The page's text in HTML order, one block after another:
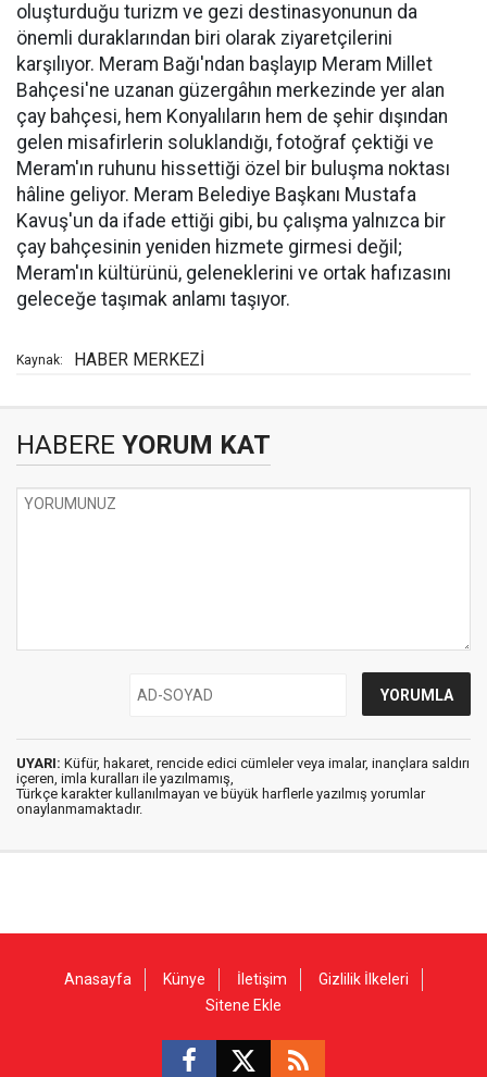
oluşturduğu turizm ve gezi destinasyonunun da
önemli duraklarından biri olarak ziyaretçilerini
karşılıyor. Meram Bağı'ndan başlayıp Meram Millet
Bahçesi'ne uzanan güzergâhın merkezinde yer alan
çay bahçesi, hem Konyalıların hem de şehir dışından
gelen misafirlerin soluklandığı, fotoğraf çektiği ve
Meram'ın ruhunu hissettiği özel bir buluşma noktası
hâline geliyor. Meram Belediye Başkanı Mustafa
Kavuş'un da ifade ettiği gibi, bu çalışma yalnızca bir
çay bahçesinin yeniden hizmete girmesi değil;
Meram'ın kültürünü, geleneklerini ve ortak hafızasını
geleceğe taşımak anlamı taşıyor.
Kaynak: HABER MERKEZİ
HABERE YORUM KAT
UYARI: Küfür, hakaret, rencide edici cümleler veya imalar, inançlara saldırı
içeren, imla kuralları ile yazılmamış,
Türkçe karakter kullanılmayan ve büyük harflerle yazılmış yorumlar
onaylanmamaktadır.
Anasayfa Künye İletişim
Gizlilik İlkeleri
Sitene Ekle